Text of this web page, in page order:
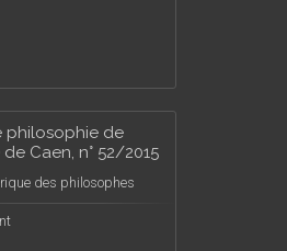
philosophie de
Caen, n° 52/2015
des philosophes